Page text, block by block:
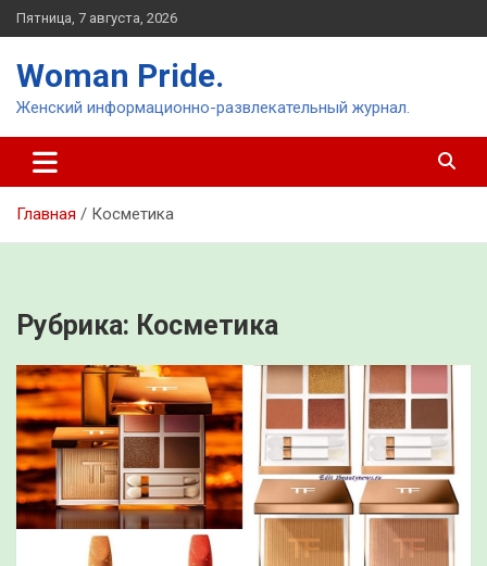
Перейти
к
Пятница, 7 августа, 2026
Woman Pride.
Женский информационно-развлекательный журнал.
Главная Косметика
Рубрика: Косметика